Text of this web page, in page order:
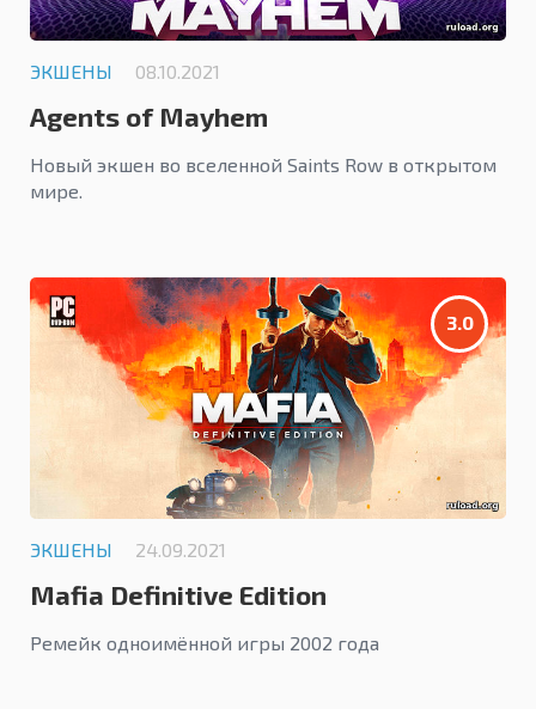
ЭКШЕНЫ 08.10.2021
Agents of Mayhem
Новый экшен во вселенной Saints Row в открытом
мире.
3.0
ЭКШЕНЫ 24.09.2021
Mafia Definitive Edition
Ремейк одноимённой игры 2002 года